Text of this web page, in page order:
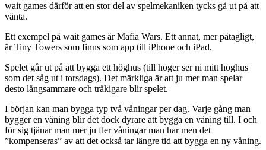
wait games därför att en stor del av spelmekaniken tycks gå ut på att
vänta.
Ett exempel på wait games är Mafia Wars. Ett annat, mer påtagligt,
är Tiny Towers som finns som app till iPhone och iPad.
Spelet går ut på att bygga ett höghus (till höger ser ni mitt höghus
som det såg ut i torsdags). Det märkliga är att ju mer man spelar
desto långsammare och tråkigare blir spelet.
I början kan man bygga typ två våningar per dag. Varje gång man
bygger en våning blir det dock dyrare att bygga en våning till. I och
för sig tjänar man mer ju fler våningar man har men det
”kompenseras” av att det också tar längre tid att bygga en ny våning.